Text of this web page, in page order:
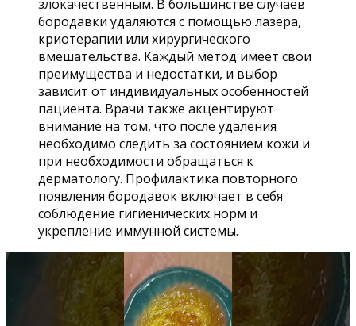
злокачественным. В большинстве случаев
бородавки удаляются с помощью лазера,
криотерапии или хирургического
вмешательства. Каждый метод имеет свои
преимущества и недостатки, и выбор
зависит от индивидуальных особенностей
пациента. Врачи также акцентируют
внимание на том, что после удаления
необходимо следить за состоянием кожи и
при необходимости обращаться к
дерматологу. Профилактика повторного
появления бородавок включает в себя
соблюдение гигиенических норм и
укрепление иммунной системы.